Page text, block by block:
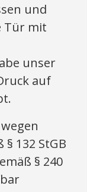
und
Tür mit
unser
auf
132 StGB
§ 240